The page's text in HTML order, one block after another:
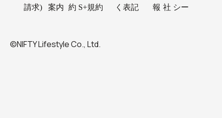
請求)
案内 約 S+規約
く表記
報 社 シー
©NIFTY Lifestyle Co., Ltd.